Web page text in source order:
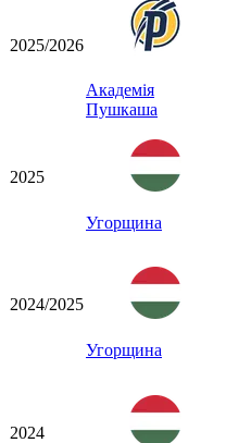
2025/2026
Академія
Пушкаша
2025
Угорщина
2024/2025
Угорщина
2024